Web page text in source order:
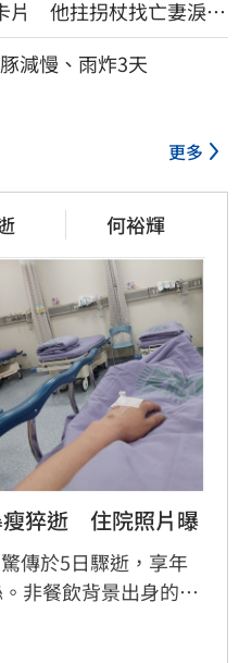
片 他拄拐杖找亡妻淚：
減慢、雨炸3天
更多
何裕輝
瘦猝逝　住院照片曝
傳於5日驟逝，享年
非餐飲背景出身的
將直播事業經營得有